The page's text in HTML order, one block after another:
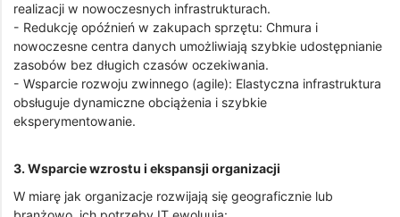
realizacji w nowoczesnych infrastrukturach.
- Redukcję opóźnień w zakupach sprzętu: Chmura i
nowoczesne centra danych umożliwiają szybkie udostępnianie
zasobów bez długich czasów oczekiwania.
- Wsparcie rozwoju zwinnego (agile): Elastyczna infrastruktura
obsługuje dynamiczne obciążenia i szybkie
eksperymentowanie.
3. Wsparcie wzrostu i ekspansji organizacji
W miarę jak organizacje rozwijają się geograficznie lub